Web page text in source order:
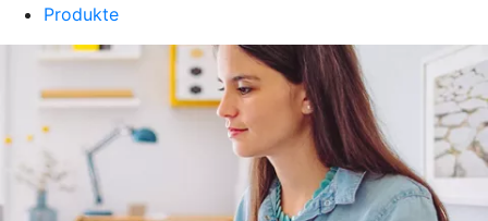
Produkte